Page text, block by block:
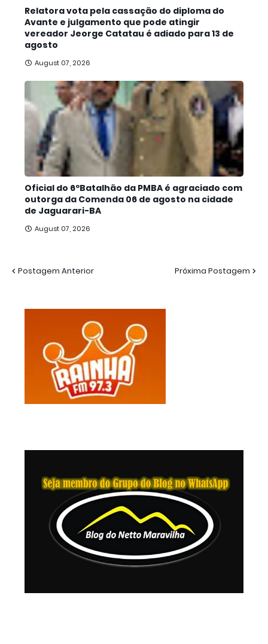
Relatora vota pela cassação do diploma do
Avante e julgamento que pode atingir
vereador Jeorge Catatau é adiado para 13 de
agosto
August 07, 2026
Oficial do 6ºBatalhão da PMBA é agraciado com
outorga da Comenda 06 de agosto na cidade
de Jaguarari-BA
August 07, 2026
Postagem Anterior Próxima Postagem